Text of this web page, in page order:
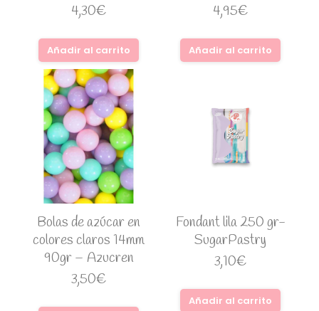
4,30€
Añadir al carrito
4,95€
Añadir al carrito
Bolas de azúcar en
colores claros 14mm
90gr – Azucren
3,50€
Fondant lila 250 gr-
SugarPastry
3,10€
Añadir al carrito